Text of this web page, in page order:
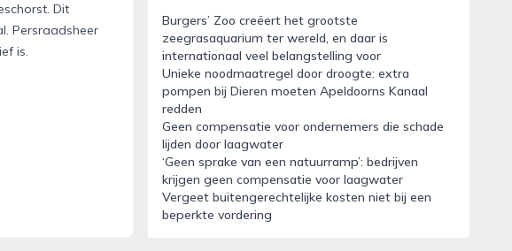
Dit
Persraadsheer
is.
Burgers’ Zoo creëert het grootste
zeegrasaquarium ter wereld, en daar is
internationaal veel belangstelling voor
Unieke noodmaatregel door droogte: extra
pompen bij Dieren moeten Apeldoorns Kanaal
redden
Geen compensatie voor ondernemers die schade
lijden door laagwater
‘Geen sprake van een natuurramp’: bedrijven
krijgen geen compensatie voor laagwater
Vergeet buitengerechtelijke kosten niet bij een
beperkte vordering